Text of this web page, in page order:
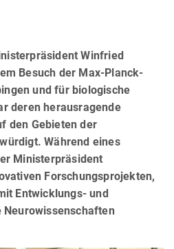
Winfried
Besuch der Max-Planck-
und für biologische
deren herausragende
den Gebieten der
Während eines
Ministerpräsident
Forschungsprojekten,
Entwicklungs- und
Neurowissenschaften